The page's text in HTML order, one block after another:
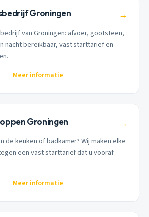
Groningen →
van Groningen: afvoer, gootsteen,
nacht bereikbaar, vast starttarief en
Meer informatie
Groningen →
de keuken of badkamer? Wij maken elke
een vast starttarief dat u vooraf
Meer informatie